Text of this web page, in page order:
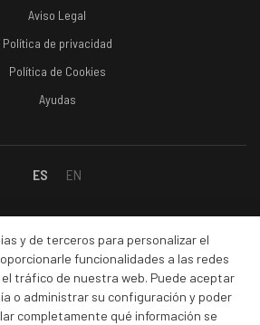
Aviso Legal
Política de privacidad
Política de Cookies
Ayudas
ES EN
Facebook
Linkedin
y de terceros para personalizar el
funcionalidades a las redes
tráfico de nuestra web. Puede aceptar
o administrar su configuración y poder
completamente qué información se